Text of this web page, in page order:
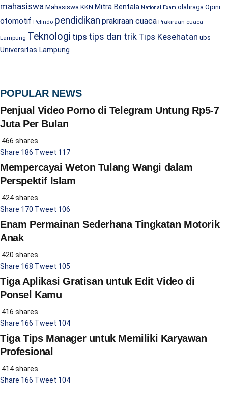
mahasiswa Mahasiswa KKN Mitra Bentala National Exam olahraga Opini
otomotif Pelindo pendidikan prakiraan cuaca Prakiraan cuaca
Lampung Teknologi tips tips dan trik Tips Kesehatan ubs
Universitas Lampung
POPULAR NEWS
Penjual Video Porno di Telegram Untung Rp5-7
Juta Per Bulan
466 shares
Share 186 Tweet 117
Mempercayai Weton Tulang Wangi dalam
Perspektif Islam
424 shares
Share 170 Tweet 106
Enam Permainan Sederhana Tingkatan Motorik
Anak
420 shares
Share 168 Tweet 105
Tiga Aplikasi Gratisan untuk Edit Video di
Ponsel Kamu
416 shares
Share 166 Tweet 104
Tiga Tips Manager untuk Memiliki Karyawan
Profesional
414 shares
Share 166 Tweet 104